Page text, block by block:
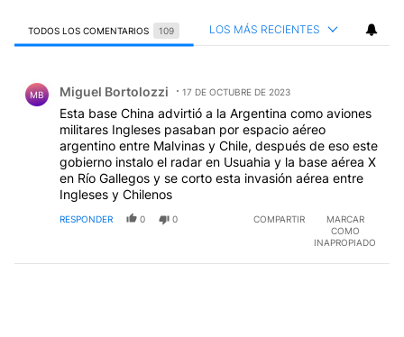
TODOS LOS COMENTARIOS 109 LOS MÁS RECIENTES
MB Miguel Bortolozzi 17 DE OCTUBRE DE 2023
Esta base China advirtió a la Argentina como aviones
militares Ingleses pasaban por espacio aéreo
argentino entre Malvinas y Chile, después de eso este
gobierno instalo el radar en Usuahia y la base aérea X
en Río Gallegos y se corto esta invasión aérea entre
Ingleses y Chilenos
RESPONDER 0 0 COMPARTIR
MARCAR
COMO
INAPROPIADO